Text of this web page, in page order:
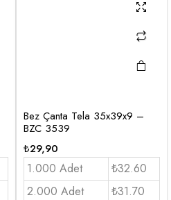
Bez Çanta Tela 35x39x9 –
BZC 3539
₺29,90
1.000 Adet
₺32.60
2.000 Adet
₺31.70